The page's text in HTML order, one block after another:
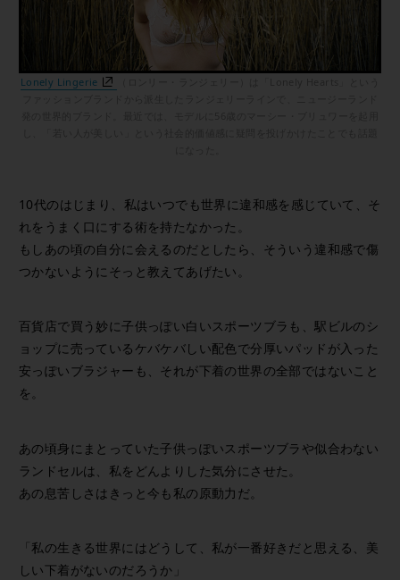
Lonely Lingerie
10代のはじまり、私はいつでも世界に違和感を感じていて、そ
れをうまく口にする術を持たなかった。
もしあの頃の自分に会えるのだとしたら、そういう違和感で傷
つかないようにそっと教えてあげたい。
百貨店で買う妙に子供っぽい白いスポーツブラも、駅ビルのシ
ョップに売っているケバケバしい配色で分厚いパッドが入った
安っぽいブラジャーも、それが下着の世界の全部ではないこと
を。
あの頃身にまとっていた子供っぽいスポーツブラや似合わない
ランドセルは、私をどんよりした気分にさせた。
あの息苦しさはきっと今も私の原動力だ。
「私の生きる世界にはどうして、私が一番好きだと思える、美
しい下着がないのだろうか」